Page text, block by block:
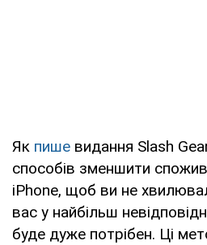
Як пише видання Slash
способів зменшити
iPhone, щоб ви не
вас у найбільш
буде дуже потрібен. Ці